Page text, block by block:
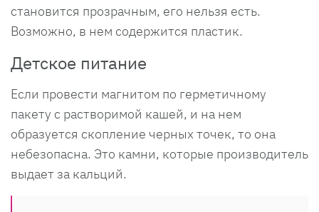
становится прозрачным, его нельзя есть.
Возможно, в нем содержится пластик.
Детское питание
Если провести магнитом по герметичному
пакету с растворимой кашей, и на нем
образуется скопление черных точек, то она
небезопасна. Это камни, которые производитель
выдает за кальций.